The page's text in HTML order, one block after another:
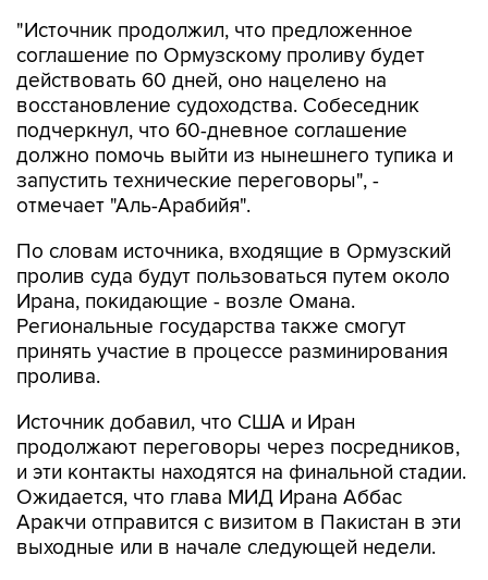
"Источник продолжил, что предложенное
соглашение по Ормузскому проливу будет
действовать 60 дней, оно нацелено на
восстановление судоходства. Собеседник
подчеркнул, что 60-дневное соглашение
должно помочь выйти из нынешнего тупика и
запустить технические переговоры", -
отмечает "Аль-Арабийя".
По словам источника, входящие в Ормузский
пролив суда будут пользоваться путем около
Ирана, покидающие - возле Омана.
Региональные государства также смогут
принять участие в процессе разминирования
пролива.
Источник добавил, что США и Иран
продолжают переговоры через посредников,
и эти контакты находятся на финальной стадии.
Ожидается, что глава МИД Ирана Аббас
Аракчи отправится с визитом в Пакистан в эти
выходные или в начале следующей недели.